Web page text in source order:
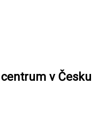
v